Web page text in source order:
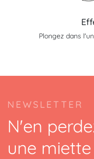
(1 avis)
Plongez dans
NEWSLETTER
N'en
une miette